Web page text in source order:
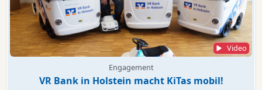
Video
Engagement
VR Bank in Holstein macht KiTas mobil!